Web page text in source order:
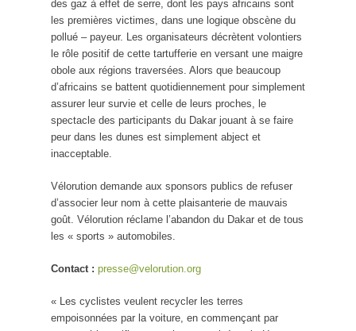
des gaz à effet de serre, dont les pays africains sont
les premières victimes, dans une logique obscène du
pollué – payeur. Les organisateurs décrètent volontiers
le rôle positif de cette tartufferie en versant une maigre
obole aux régions traversées. Alors que beaucoup
d’africains se battent quotidiennement pour simplement
assurer leur survie et celle de leurs proches, le
spectacle des participants du Dakar jouant à se faire
peur dans les dunes est simplement abject et
inacceptable.
Vélorution demande aux sponsors publics de refuser
d’associer leur nom à cette plaisanterie de mauvais
goût. Vélorution réclame l’abandon du Dakar et de tous
les « sports » automobiles.
Contact : presse@velorution.org
« Les cyclistes veulent recycler les terres
empoisonnées par la voiture, en commençant par